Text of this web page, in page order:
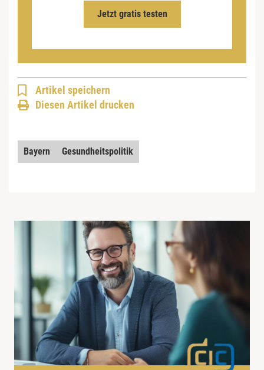
Jetzt gratis testen
Artikel speichern
Diesen Artikel drucken
Bayern Gesundheitspolitik